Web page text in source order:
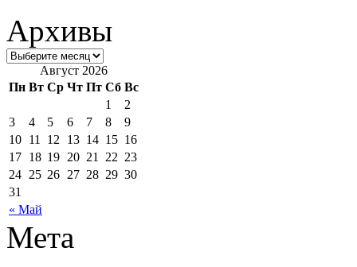
Архивы
Август 2026
Пн Вт Ср Чт Пт Сб Вс
« Май
1
2
3
4 5 6 7 8
9
10 11 12 13 14 15 16
17 18 19 20 21 22 23
24 25 26 27 28 29 30
31
Мета